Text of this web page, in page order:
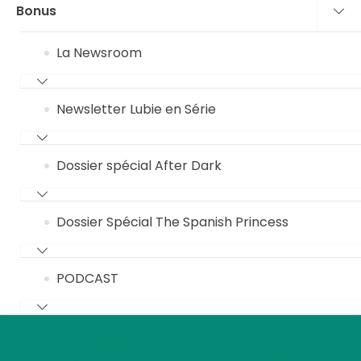
Bonus
La Newsroom
Newsletter Lubie en Série
Dossier spécial After Dark
Dossier Spécial The Spanish Princess
PODCAST